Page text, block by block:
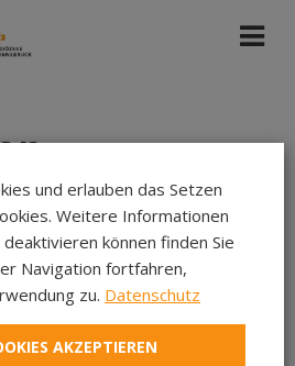
Jun 2025
Aug 2026
Jul 2026
Jun 2026
und erlauben das Setzen
Weitere Informationen
können finden Sie
Navigation fortfahren,
zu. Datenschutz
AKZEPTIEREN